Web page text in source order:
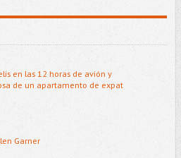
en las 12 horas de avión y
de un apartamento de expat
Garner